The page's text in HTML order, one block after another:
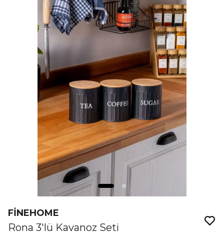
FİNEHOME
Rona 3'lü Kavanoz Seti